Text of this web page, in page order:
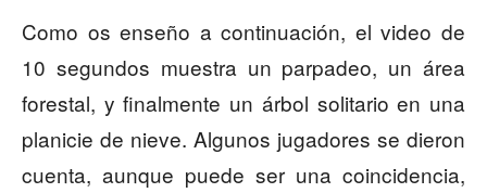
Como os enseño a continuación, el video de
10 segundos muestra un parpadeo, un área
forestal, y finalmente un árbol solitario en una
planicie de nieve. Algunos jugadores se dieron
cuenta, aunque puede ser una coincidencia,